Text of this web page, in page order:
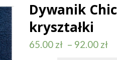
Dywanik
kryształki
65.00 zł – 92.00 zł